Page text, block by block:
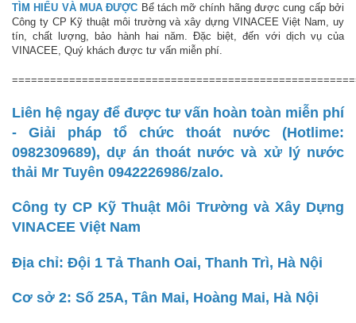
TÌM HIỂU VÀ MUA ĐƯỢC Bể tách mỡ chính hãng được cung cấp bởi
Công ty CP Kỹ thuật môi trường và xây dựng VINACEE Việt Nam, uy
tín, chất lượng, bảo hành hai năm. Đặc biệt, đến với dịch vụ của
VINACEE, Quý khách được tư vấn miễn phí.
Liên hệ ngay để được tư vấn hoàn toàn miễn phí
- Giải pháp tổ chức thoát nước (Hotlime:
0982309689), dự án thoát nước và xử lý nước
thải Mr Tuyên 0942226986/zalo.
Công ty CP Kỹ Thuật Môi Trường và Xây Dựng
VINACEE Việt Nam
Địa chỉ: Đội 1 Tả Thanh Oai, Thanh Trì, Hà Nội
Cơ sở 2: Số 25A, Tân Mai, Hoàng Mai, Hà Nội